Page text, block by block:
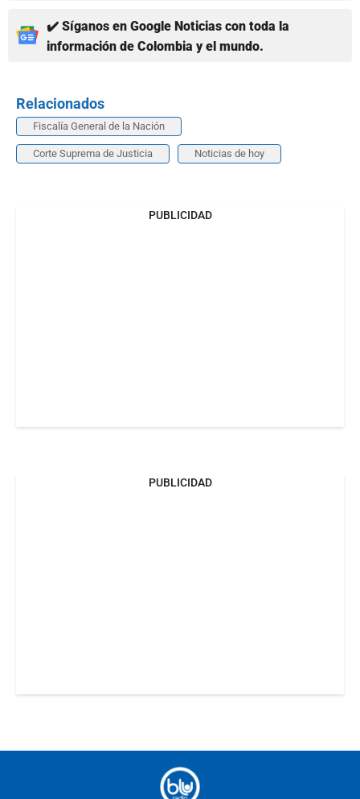
✔️ Síganos en Google Noticias con toda la
información de Colombia y el mundo.
Relacionados
Fiscalía General de la Nación
Corte Suprema de Justicia Noticias de hoy
PUBLICIDAD
PUBLICIDAD